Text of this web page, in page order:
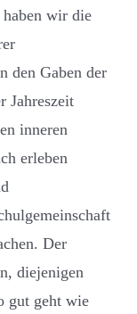
wir die
den Gaben der
Jahreszeit
inneren
erleben
Der
diejenigen
gut geht wie